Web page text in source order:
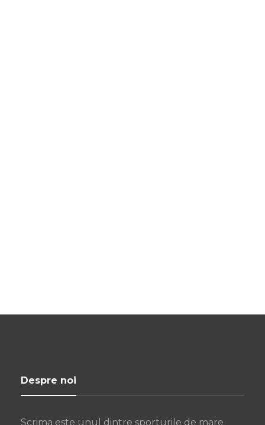
Despre noi
Scrima este unul dintre sporturile de mare